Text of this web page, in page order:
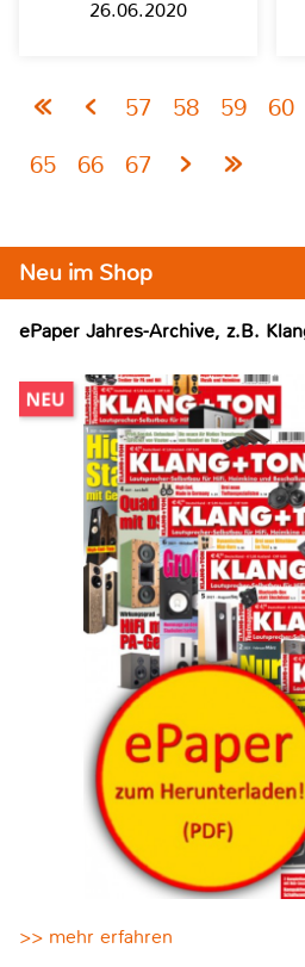
26.06.2020
57 58 59 60
65
66 67
Neu im Shop
ePaper Jahres-Archive, z.B.
>> mehr erfahren